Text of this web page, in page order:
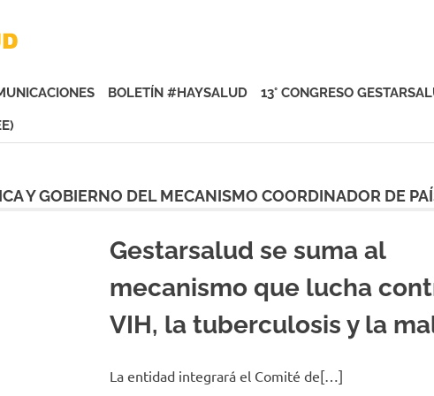
BOLETÍN #HAYSALUD 13° CONGRESO
Y GOBIERNO DEL MECANISMO COORDINADOR DE
Gestarsalud se suma al
mecanismo que lucha
VIH, la tuberculosis y la
La entidad integrará el Comité de[…]